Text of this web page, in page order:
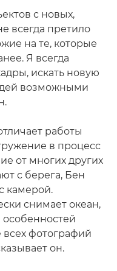
с новых,
всегда претило
на те, которые
Я всегда
искать новую
возможными
работы
в процесс
от многих других
с берега, Бен
камерой.
снимает океан,
особенностей
всех фотографий
он.